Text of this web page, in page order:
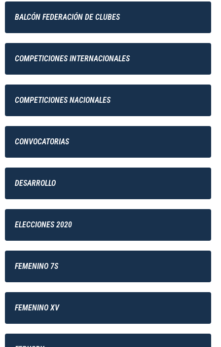
BALCÓN FEDERACIÓN DE CLUBES
COMPETICIONES INTERNACIONALES
COMPETICIONES NACIONALES
CONVOCATORIAS
DESARROLLO
ELECCIONES 2020
FEMENINO 7S
FEMENINO XV